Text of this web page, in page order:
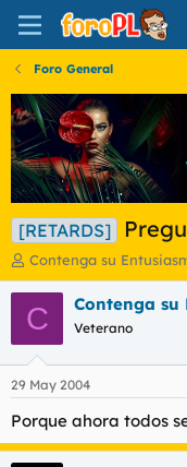
Foro General
[RETARDS]
I
n
i
c
a
d
o
r
e
Contenga su
C Contenga su
Veterano
29 May 2004
Porque ahora todos